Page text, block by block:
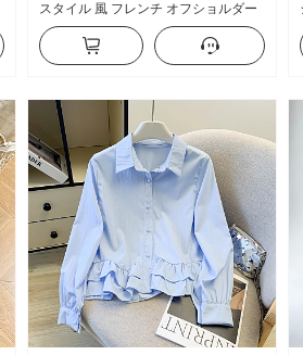
スタイル 風 フレンチ オフショルダー
長袖 Tシャツ 女性 フリル ウエストシ
ェイプ トップス